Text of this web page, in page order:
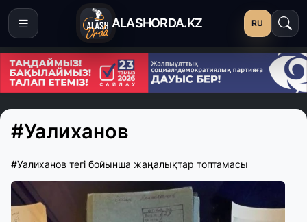
ALASHORDA.KZ RU
#Уалиханов
#Уалиханов тегі бойынша жаңалықтар топтамасы